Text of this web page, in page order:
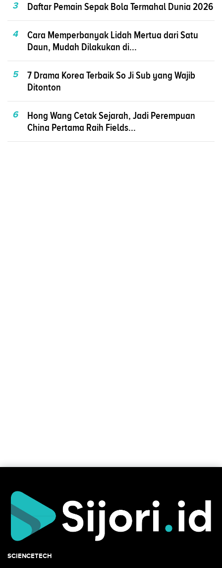
3 Daftar Pemain Sepak Bola Termahal Dunia 2026
4
Cara Memperbanyak Lidah Mertua dari Satu
Daun, Mudah Dilakukan di...
5
7 Drama Korea Terbaik So Ji Sub yang Wajib
Ditonton
6
Hong Wang Cetak Sejarah, Jadi Perempuan
China Pertama Raih Fields...
SCIENCETECH